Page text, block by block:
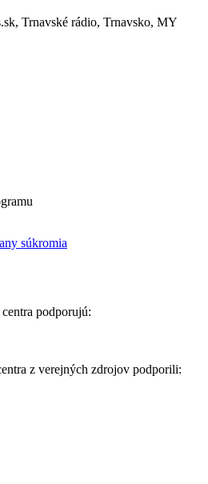
Trnavské rádio, Trnavsko, MY
súkromia
podporujú:
z verejných zdrojov podporili: